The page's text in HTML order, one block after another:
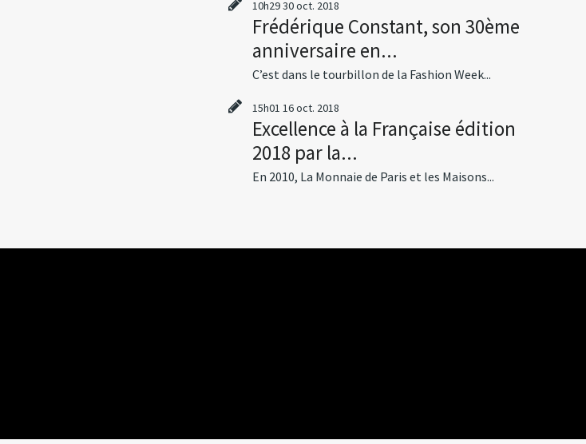
10h2930oct. 2018
Frédérique Constant, son 30ème
anniversaire en...
C’est dans le tourbillon de la Fashion Week...
15h01 16oct. 2018
Excellence à la Française édition
2018 par la...
En 2010, La Monnaie de Paris et les Maisons...